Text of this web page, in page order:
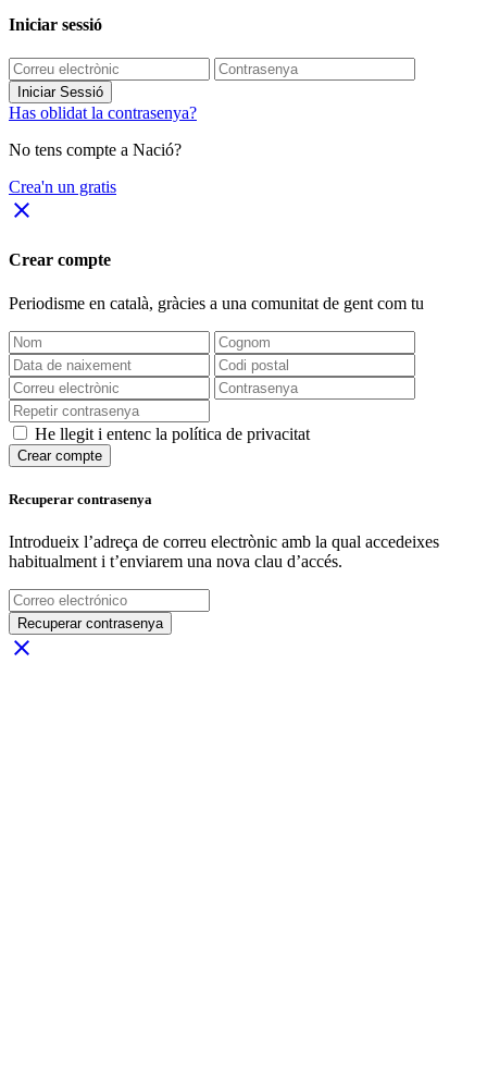
Iniciar sessió
Iniciar Sessió
Has oblidat la contrasenya?
No tens compte a Nació?
Crea'n un gratis
close
Crear compte
Periodisme en català, gràcies a una comunitat de gent com tu
He llegit i entenc la política de privacitat
Crear compte
Recuperar contrasenya
Introdueix l’adreça de correu electrònic amb la qual accedeixes
habitualment i t’enviarem una nova clau d’accés.
Recuperar contrasenya
close